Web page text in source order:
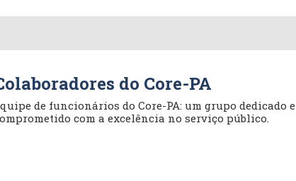
do Core-PA
de funcionários do Core-PA: um grupo dedicado e
com a excelência no serviço público.